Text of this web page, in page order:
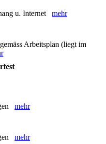
u. Internet mehr
Arbeitsplan (liegt im
mehr
mehr